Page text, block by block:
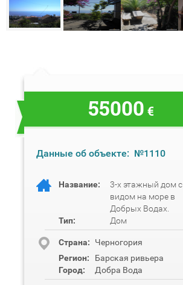
55000 €
Данные об объекте: №1110
Название:
3-х этажный дом с
видом на море в
Добрых Водах.
Тип:
Дом
Cтрана:
Черногория
Регион:
Барская ривьера
Город:
Добра Вода